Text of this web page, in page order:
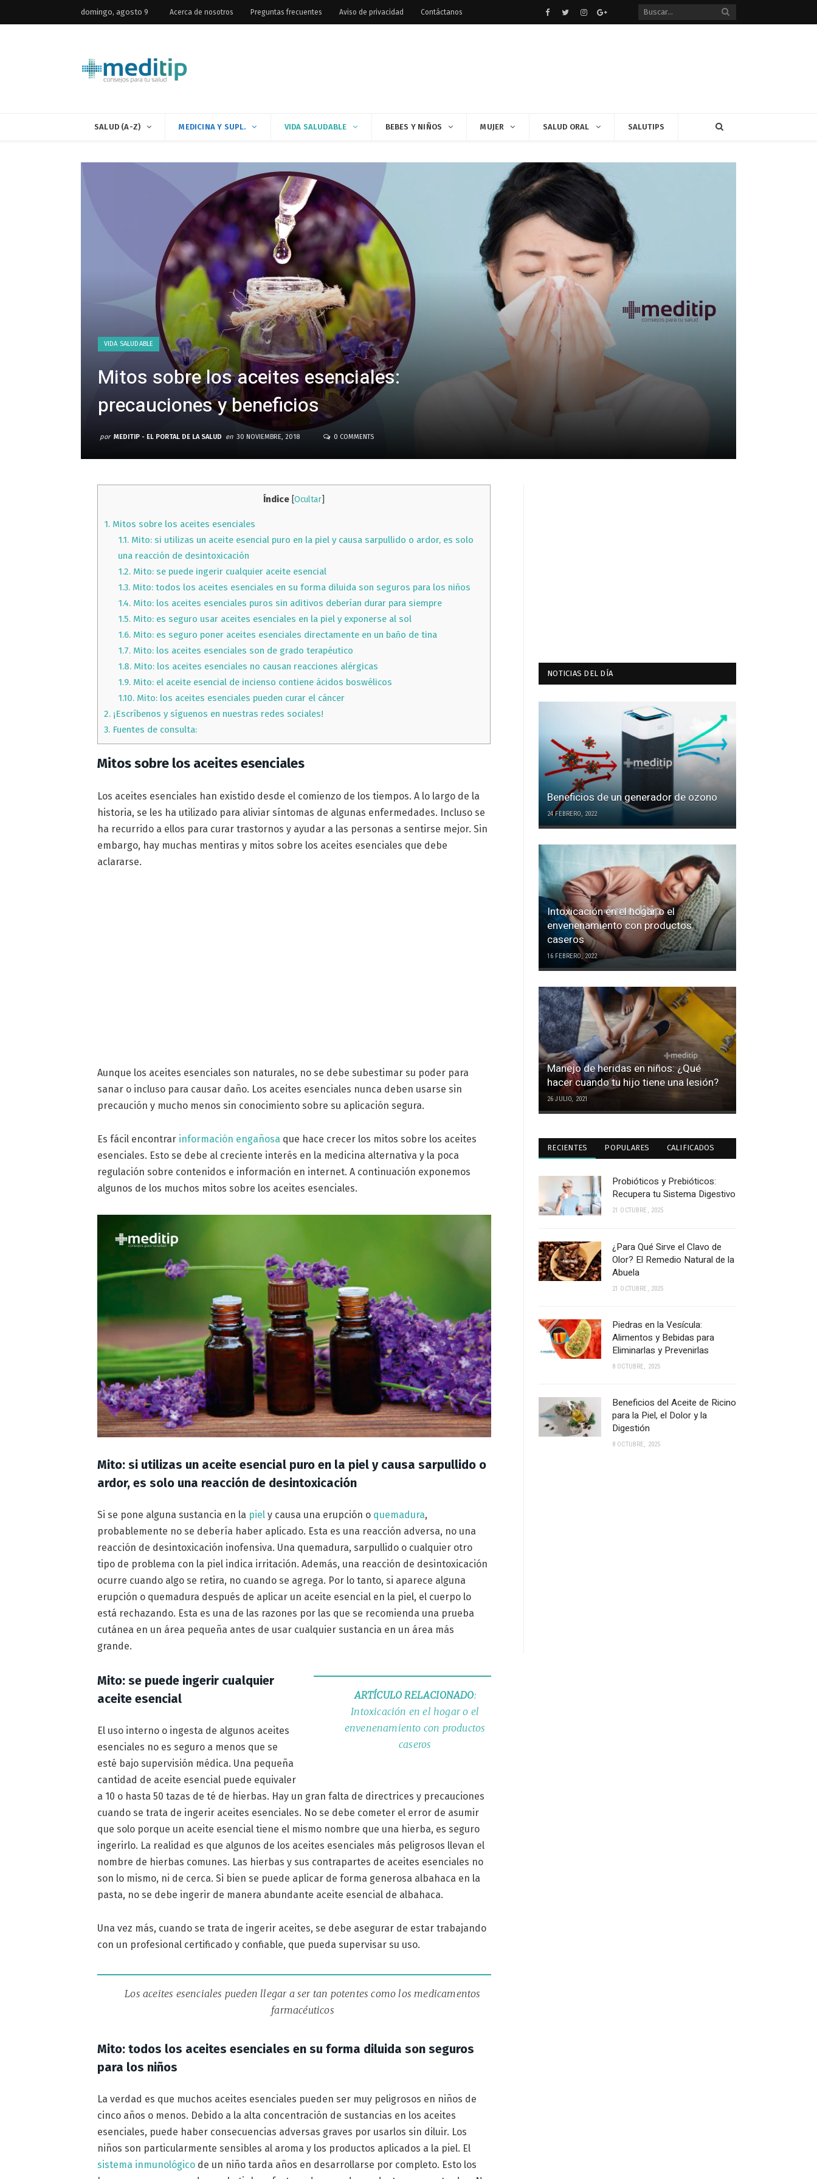
domingo, agosto 9 Acerca de nosotros Preguntas frecuentes Aviso de privacidad Contáctanos Facebook
TwitterinstagramGoogle+
SALUD (A-Z) MEDICINA Y SUPL. VIDA SALUDABLE BEBES Y NIÑOS MUJER SALUD ORAL SALUTIPS
VIDA SALUDABLE
Mitos sobre los aceites esenciales:
precauciones y beneficios
por MEDITIP - EL PORTAL DE LA SALUD en 30 NOVIEMBRE, 2018 0 COMMENTS
Índice [Ocultar]
1. Mitos sobre los aceites esenciales
1.1. Mito: si utilizas un aceite esencial puro en la piel y causa sarpullido o ardor, es solo
una reacción de desintoxicación
1.2. Mito: se puede ingerir cualquier aceite esencial
1.3. Mito: todos los aceites esenciales en su forma diluida son seguros para los niños
1.4. Mito: los aceites esenciales puros sin aditivos deberían durar para siempre
1.5. Mito: es seguro usar aceites esenciales en la piel y exponerse al sol
1.6. Mito: es seguro poner aceites esenciales directamente en un baño de tina
1.7. Mito: los aceites esenciales son de grado terapéutico
1.8. Mito: los aceites esenciales no causan reacciones alérgicas
1.9. Mito: el aceite esencial de incienso contiene ácidos boswélicos
1.10. Mito: los aceites esenciales pueden curar el cáncer
2. ¡Escríbenos y síguenos en nuestras redes sociales!
3. Fuentes de consulta:
Mitos sobre los aceites esenciales
Los aceites esenciales han existido desde el comienzo de los tiempos. A lo largo de la
historia, se les ha utilizado para aliviar síntomas de algunas enfermedades. Incluso se
ha recurrido a ellos para curar trastornos y ayudar a las personas a sentirse mejor. Sin
embargo, hay muchas mentiras y mitos sobre los aceites esenciales que debe
aclararse.
Aunque los aceites esenciales son naturales, no se debe subestimar su poder para
sanar o incluso para causar daño. Los aceites esenciales nunca deben usarse sin
precaución y mucho menos sin conocimiento sobre su aplicación segura.
Es fácil encontrar información engañosa que hace crecer los mitos sobre los aceites
esenciales. Esto se debe al creciente interés en la medicina alternativa y la poca
regulación sobre contenidos e información en internet. A continuación exponemos
algunos de los muchos mitos sobre los aceites esenciales.
Mito: si utilizas un aceite esencial puro en la piel y causa sarpullido o
ardor, es solo una reacción de desintoxicación
Si se pone alguna sustancia en la piel y causa una erupción o quemadura,
probablemente no se debería haber aplicado. Esta es una reacción adversa, no una
reacción de desintoxicación inofensiva. Una quemadura, sarpullido o cualquier otro
tipo de problema con la piel indica irritación. Además, una reacción de desintoxicación
ocurre cuando algo se retira, no cuando se agrega. Por lo tanto, si aparece alguna
erupción o quemadura después de aplicar un aceite esencial en la piel, el cuerpo lo
está rechazando. Esta es una de las razones por las que se recomienda una prueba
cutánea en un área pequeña antes de usar cualquier sustancia en un área más
grande.
ARTÍCULO RELACIONADO:
Intoxicación en el hogar o el
envenenamiento con productos
caseros
Mito: se puede ingerir cualquier
aceite esencial
El uso interno o ingesta de algunos aceites
esenciales no es seguro a menos que se
esté bajo supervisión médica. Una pequeña
cantidad de aceite esencial puede equivaler
a 10 o hasta 50 tazas de té de hierbas. Hay un gran falta de directrices y precauciones
cuando se trata de ingerir aceites esenciales. No se debe cometer el error de asumir
que solo porque un aceite esencial tiene el mismo nombre que una hierba, es seguro
ingerirlo. La realidad es que algunos de los aceites esenciales más peligrosos llevan el
nombre de hierbas comunes. Las hierbas y sus contrapartes de aceites esenciales no
son lo mismo, ni de cerca. Si bien se puede aplicar de forma generosa albahaca en la
pasta, no se debe ingerir de manera abundante aceite esencial de albahaca.
Una vez más, cuando se trata de ingerir aceites, se debe asegurar de estar trabajando
con un profesional certificado y confiable, que pueda supervisar su uso.
Los aceites esenciales pueden llegar a ser tan potentes como los medicamentos
farmacéuticos
Mito: todos los aceites esenciales en su forma diluida son seguros
para los niños
La verdad es que muchos aceites esenciales pueden ser muy peligrosos en niños de
cinco años o menos. Debido a la alta concentración de sustancias en los aceites
esenciales, puede haber consecuencias adversas graves por usarlos sin diluir. Los
niños son particularmente sensibles al aroma y los productos aplicados a la piel. El
sistema inmunológico de un niño tarda años en desarrollarse por completo. Esto los
NOTICIAS DEL DÍA
Beneficios de un generador de ozono
24 FEBRERO, 2022
Intoxicación en el hogar o el
envenenamiento con productos
caseros
16 FEBRERO, 2022
Manejo de heridas en niños: ¿Qué
hacer cuando tu hijo tiene una lesión?
26 JULIO, 2021
RECIENTES POPULARES CALIFICADOS
Probióticos y Prebióticos:
Recupera tu Sistema Digestivo
21 OCTUBRE, 2025
¿Para Qué Sirve el Clavo de
Olor? El Remedio Natural de la
Abuela
21 OCTUBRE, 2025
Piedras en la Vesícula:
Alimentos y Bebidas para
Eliminarlas y Prevenirlas
8 OCTUBRE, 2025
Beneficios del Aceite de Ricino
para la Piel, el Dolor y la
Digestión
8 OCTUBRE, 2025